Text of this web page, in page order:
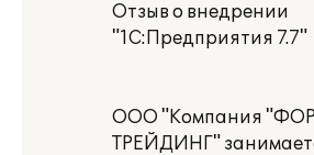
Отзыв о внедрении
"1С:Предприятия 7.7"
ООО "Компания
ТРЕЙДИНГ"